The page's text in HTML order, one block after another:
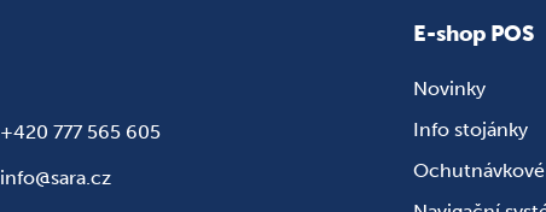
+420 777 565 605
info@sara.cz
E-shop POS
Novinky
Info stojánky